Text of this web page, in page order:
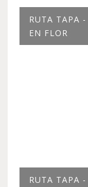
RUTA TAPA
EN FLOR
RUTA TAPA